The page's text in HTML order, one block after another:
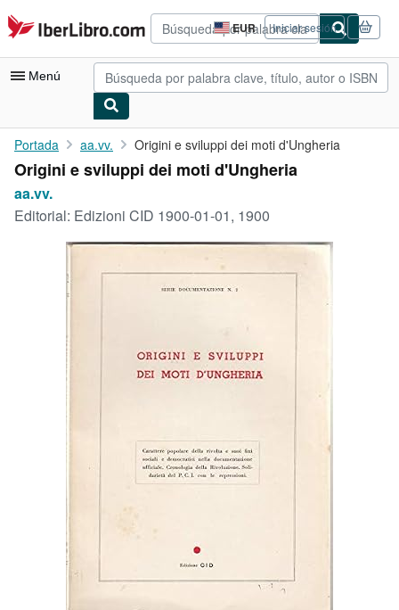
Pasar al contenido principal
IberLibro.com EUR
Preferencias
de
compra
del
Iniciar sesión
Menú
Mi cuenta
Consultar mis pedidos
Libros antiguos
Arte y coleccionismo
Comenzar a vender
Portada aa.vv. Origini e sviluppi dei moti d'Ungheria
Origini e sviluppi dei moti d'Ungheria
aa.vv.
Editorial: Edizioni CID 1900-01-01, 1900